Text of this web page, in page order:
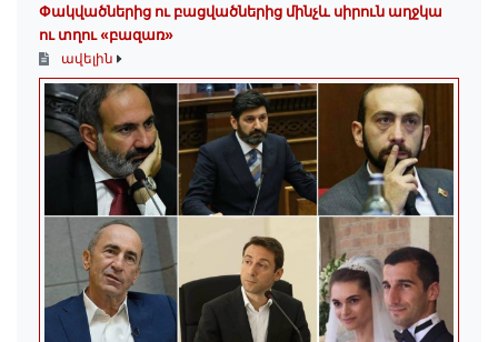
Փակվածներից ու բացվածներից մինչև սիրուն աղջկա
ու տղու «բազառ»
ավելին